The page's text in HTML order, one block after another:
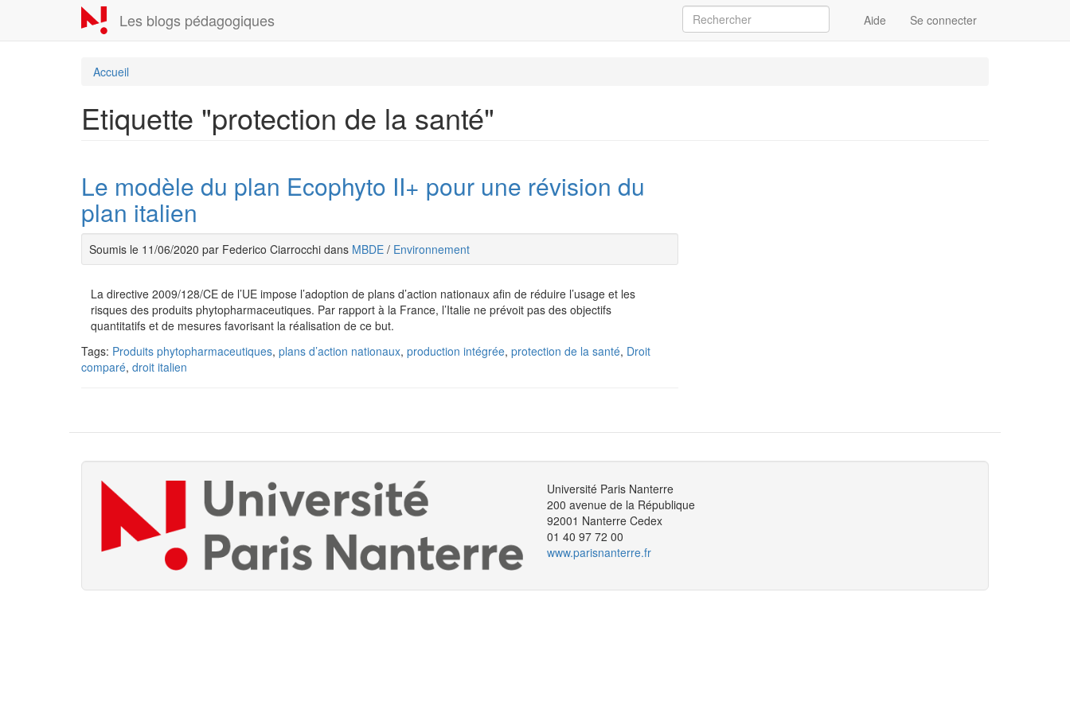
contenu
Les blogs pédagogiques Aide Se connecter
Accueil
Etiquette "protection de la santé"
Le modèle du plan Ecophyto II+ pour une révision du
plan italien
Soumis le 11/06/2020 par Federico Ciarrocchi dans MBDE / Environnement
La directive 2009/128/CE de l’UE impose l’adoption de plans d’action nationaux afin de réduire l’usage et les
risques des produits phytopharmaceutiques. Par rapport à la France, l’Italie ne prévoit pas des objectifs
quantitatifs et de mesures favorisant la réalisation de ce but.
Tags: Produits phytopharmaceutiques, plans d’action nationaux, production intégrée, protection de la santé, Droit
comparé, droit italien
Université Paris Nanterre
200 avenue de la République
92001 Nanterre Cedex
01 40 97 72 00
www.parisnanterre.fr